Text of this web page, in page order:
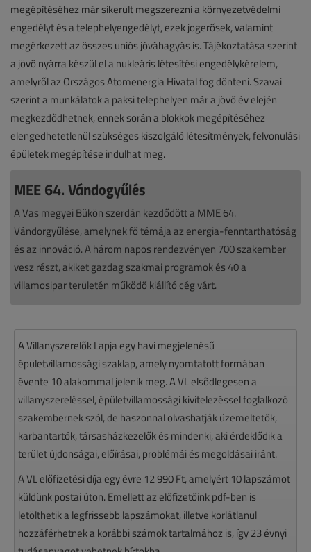
megépítéséhez már sikerült megszerezni a környezetvédelmi
engedélyt és a telephelyengedélyt, ezek jogerősek, valamint
megérkezett az összes uniós jóváhagyás is. Tájékoztatása szerint
a jövő nyárra készül el a nukleáris létesítési engedélykérelem,
amelyről az Országos Atomenergia Hivatal fog dönteni. Szavai
szerint a munkálatok a paksi telephelyen már a jövő év elején
megkezdődhetnek, ennek során a blokkok megépítéséhez
elengedhetetlenül szükséges kiszolgáló létesítmények, felvonulási
épületek megépítése indulhat meg.
MEE 64. Vándogyűlés
A Vas megyei Bükön szerdán kezdődött a MME 64.
Vándorgyűlése, amelynek fő témája az energia-fenntarthatóság
és az innováció. A három napos rendezvényen 700 szakember
vesz részt, akiket gazdag szakmai programok és 40 a
villamosipar területén működő kiállító cég várt.
A Villanyszerelők Lapja egy havi megjelenésű
épületvillamossági szaklap, amely nyomtatott formában
évente 10 alakommal jelenik meg. A VL elsődlegesen a
villanyszereléssel, épületvillamossági kivitelezéssel foglalkozó
szakembernek szól, de haszonnal olvashatják üzemeltetők,
karbantartók, társasházkezelők és mindenki, aki érdeklődik a
terület újdonságai, előírásai, problémái és megoldásai iránt.
A VL előfizetési díja egy évre 12 990 Ft, amelyért 10 lapszámot
küldünk postai úton. Emellett az előfizetőink pdf-ben is
letölthetik a legfrissebb lapszámokat, illetve korlátlanul
hozzáférhetnek a korábbi számok tartalmához is, így 23 évnyi